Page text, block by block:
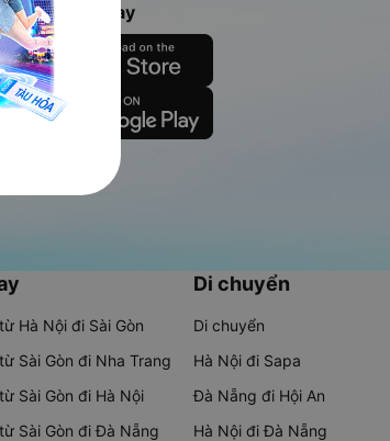
Vexere ngay
Hà Nội đi Sài Gòn
Sài Gòn đi Nha Trang
Sài Gòn đi Hà Nội
Sài Gòn đi Đà Nẵng
Di chuyển
Di chuyển
Hà Nội đi Sapa
Đà Nẵng đi Hội An
Hà Nội đi Đà Nẵng